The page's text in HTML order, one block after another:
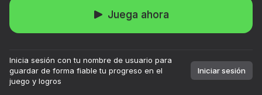
Juega ahora
Inicia sesión con tu nombre de usuario para
guardar de forma fiable tu progreso en el
juego y logros
Iniciar sesión